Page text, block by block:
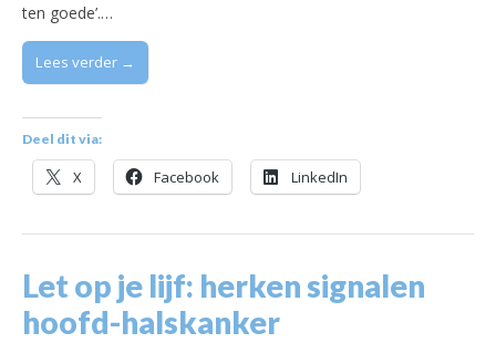
ten goede’.…
Lees verder →
Deel dit via:
X Facebook LinkedIn
Let op je lijf: herken signalen
hoofd-halskanker